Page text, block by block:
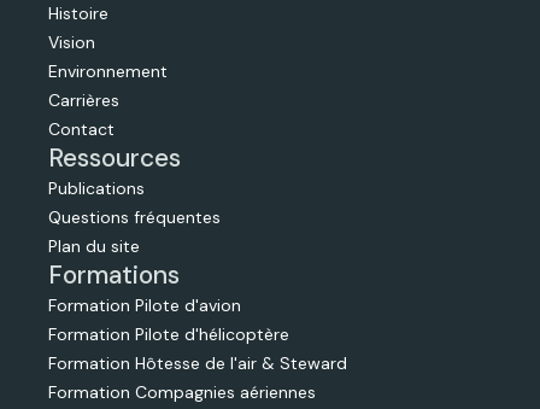
Histoire
Vision
Environnement
Carrières
Contact
Ressources
Publications
Questions fréquentes
Plan du site
Formations
Formation Pilote d'avion
Formation Pilote d'hélicoptère
Formation Hôtesse de l'air & Steward
Formation Compagnies aériennes